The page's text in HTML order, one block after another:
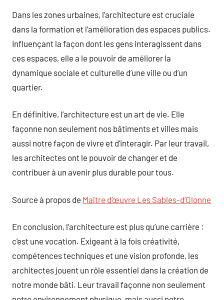
Dans les zones urbaines, l’architecture est cruciale
dans la formation et l’amélioration des espaces publics.
Influençant la façon dont les gens interagissent dans
ces espaces, elle a le pouvoir de améliorer la
dynamique sociale et culturelle d’une ville ou d’un
quartier.
En définitive, l’architecture est un art de vie. Elle
façonne non seulement nos bâtiments et villes mais
aussi notre façon de vivre et d’interagir. Par leur travail,
les architectes ont le pouvoir de changer et de
contribuer à un avenir plus durable pour tous.
Source à propos de Maître d’œuvre Les Sables-d’Olonne
En conclusion, l’architecture est plus qu’une carrière :
c’est une vocation. Exigeant à la fois créativité,
compétences techniques et une vision profonde, les
architectes jouent un rôle essentiel dans la création de
notre monde bâti. Leur travail façonne non seulement